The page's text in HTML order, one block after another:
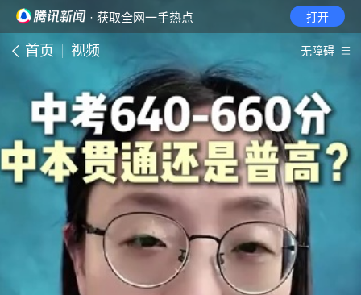
· 获取全网一手热点 打开
首页 视频 无障碍